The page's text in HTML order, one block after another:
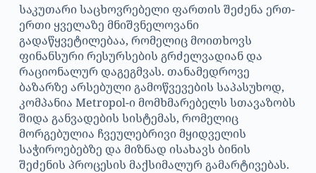
საკუთარი საცხოვრებელი ფართის შეძენა ერთ-
ერთი ყველაზე მნიშვნელოვანი
გადაწყვეტილებაა, რომელიც მოითხოვს
ფინანსური რესურსების გრძელვადიან და
რაციონალურ დაგეგმვას. თანამედროვე
ბაზარზე არსებული გამოწვევების საპასუხოდ,
კომპანია Metropol-ი მომხმარებელს სთავაზობს
შიდა განვადების სისტემას, რომელიც
მორგებულია ჩვეულებრივი მყიდველის
საჭიროებებზე და მიზნად ისახავს ბინის
შეძენის პროცესის მაქსიმალურ გამარტივებას.